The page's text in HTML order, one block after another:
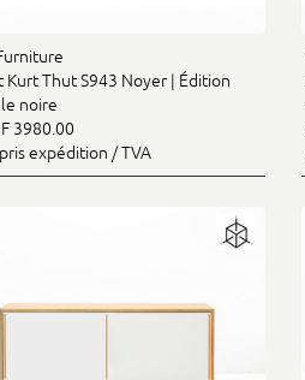
Kurt Thut S943 Noyer | Édition
noire
3980.00
expédition / TVA